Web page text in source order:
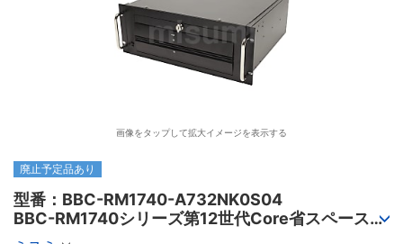
画像をタップして拡大イメージを表示する
廃止予定品あり
型番：BBC-RM1740-A732NK0S04
BBC-RM1740シリーズ第12世代Core省スペースラ
ックマウントFAPC4PCI・3PCIe